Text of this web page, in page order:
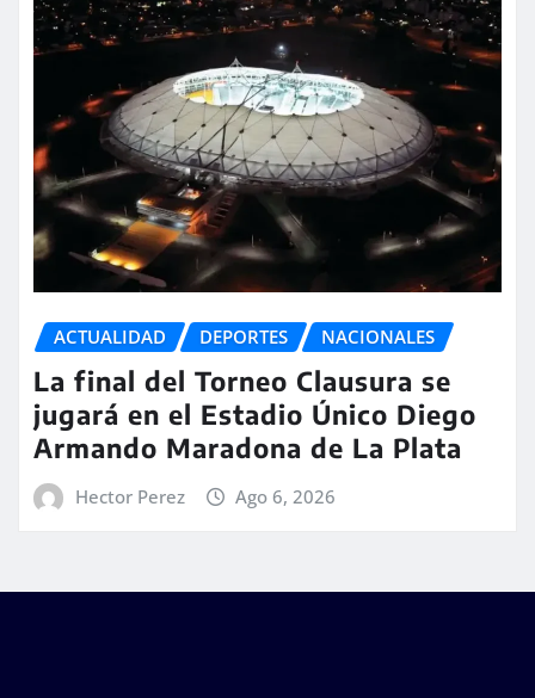
ACTUALIDAD DEPORTES NACIONALES
La final del Torneo Clausura se
jugará en el Estadio Único Diego
Armando Maradona de La Plata
Hector Perez Ago 6, 2026